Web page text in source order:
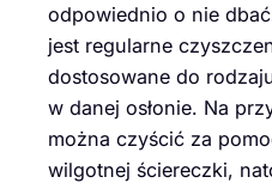
odpowiednio o nie
jest regularne
dostosowane do
w danej osłonie. Na
można czyścić za
wilgotnej ściereczki,